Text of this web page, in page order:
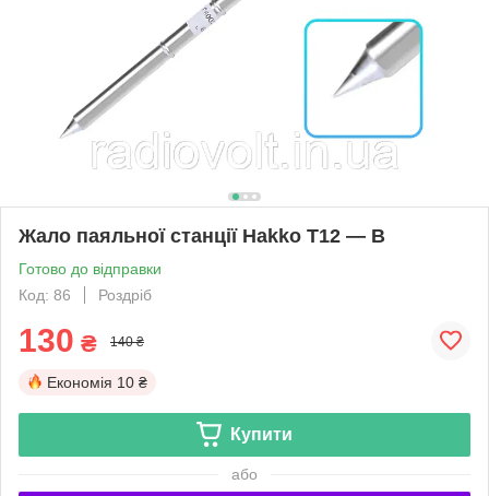
Жало паяльної станції Hakko T12 — B
Готово до відправки
Код: 86
Роздріб
130 ₴ 140 ₴
Економія 10 ₴
Купити
або